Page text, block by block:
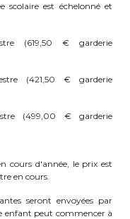
scolaire est échelonné et
(619,50 € garderie
(421,50 € garderie
(499,00 € garderie
cours d'année, le prix est
en cours.
seront envoyées par
enfant peut commencer à